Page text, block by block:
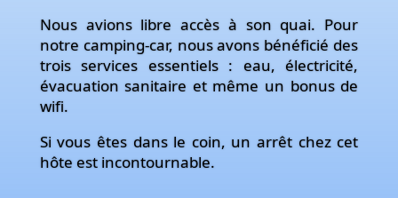
Nous avions libre accès à son quai. Pour
notre camping-car, nous avons bénéficié des
trois services essentiels : eau, électricité,
évacuation sanitaire et même un bonus de
wifi.
Si vous êtes dans le coin, un arrêt chez cet
hôte est incontournable.